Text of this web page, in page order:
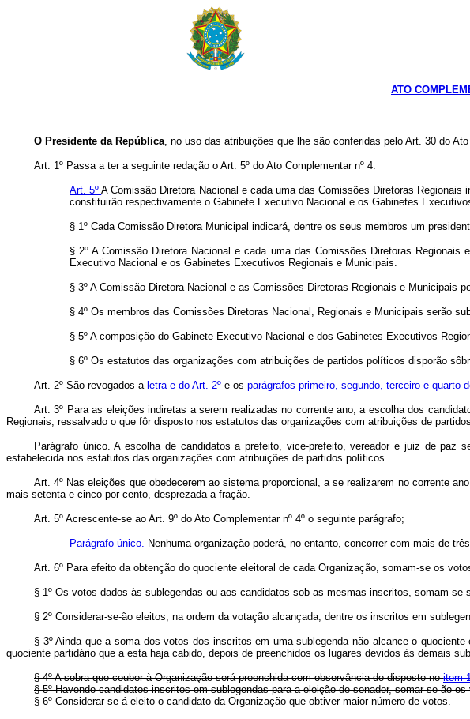
ATO
O Presidente da República, no uso das atribuições que lhe são conferidas pelo Art. 30 do
Art. 1º Passa a ter a seguinte redação o Art. 5º do Ato Complementar nº 4:
Art. 5ºA Comissão Diretora Nacional e cada uma das Comissões Diretoras
constituirão respectivamente o Gabinete Executivo Nacional e os Gabinetes
§ 1º Cada Comissão Diretora Municipal indicará, dentre os seus membros um
§ 2º A Comissão Diretora Nacional e cada uma das Comissões Diretoras
Executivo Nacional e os Gabinetes Executivos Regionais e Municipais.
§ 3º A Comissão Diretora Nacional e as Comissões Diretoras Regionais e
§ 4º Os membros das Comissões Diretoras Nacional, Regionais e Municipais serão
§ 5º A composição do Gabinete Executivo Nacional e dos Gabinetes Executivos
§ 6º Os estatutos das organizações com atribuições de partidos políticos disporão
Art. 2º São revogados aletra e do Art. 2º e os parágrafos primeiro, segundo, terceiro e quarto
Art. 3º Para as eleições indiretas a serem realizadas no corrente ano, a escolha dos
Regionais, ressalvado o que fôr disposto nos estatutos das organizações com atribuições de
Parágrafo único. A escolha de candidatos a prefeito, vice-prefeito, vereador e juiz de paz
estabelecida nos estatutos das organizações com atribuições de partidos políticos.
Art. 4º Nas eleições que obedecerem ao sistema proporcional, a se realizarem no corrente
mais setenta e cinco por cento, desprezada a fração.
Art. 5º Acrescente-se ao Art. 9º do Ato Complementar nº 4º o seguinte parágrafo;
Parágrafo único. Nenhuma organização poderá, no entanto, concorrer com mais de
Art. 6º Para efeito da obtenção do quociente eleitoral de cada Organização, somam-se os
§ 1º Os votos dados às sublegendas ou aos candidatos sob as mesmas inscritos, somam-
§ 2º Considerar-se-ão eleitos, na ordem da votação alcançada, dentre os inscritos em
§ 3º Ainda que a soma dos votos dos inscritos em uma sublegenda não alcance o
quociente partidário que a esta haja cabido, depois de preenchidos os lugares devidos às demais
§ 4º A sobra que couber à Organização será preenchida com observância do disposto noitem
§ 5º Havendo candidatos inscritos em sublegendas para a eleição de senador, somar-se-ão
§ 6º Considerar-se-á eleito o candidato da Organização que obtiver maior número de votos.